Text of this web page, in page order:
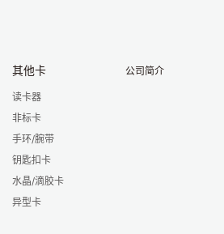
其他卡
读卡器
非标卡
手环/腕带
钥匙扣卡
水晶/滴胶卡
异型卡
公司简介